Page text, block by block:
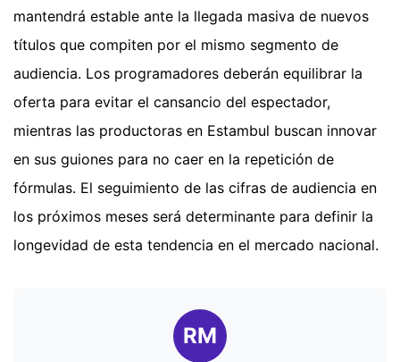
mantendrá estable ante la llegada masiva de nuevos
títulos que compiten por el mismo segmento de
audiencia. Los programadores deberán equilibrar la
oferta para evitar el cansancio del espectador,
mientras las productoras en Estambul buscan innovar
en sus guiones para no caer en la repetición de
fórmulas. El seguimiento de las cifras de audiencia en
los próximos meses será determinante para definir la
longevidad de esta tendencia en el mercado nacional.
RM